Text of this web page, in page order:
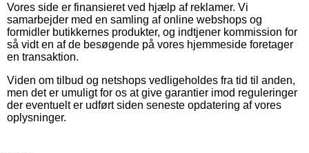
Vores side er finansieret ved hjælp af reklamer. Vi
samarbejder med en samling af online webshops og
formidler butikkernes produkter, og indtjener kommission for
så vidt en af de besøgende på vores hjemmeside foretager
en transaktion.
Viden om tilbud og netshops vedligeholdes fra tid til anden,
men det er umuligt for os at give garantier imod reguleringer
der eventuelt er udført siden seneste opdatering af vores
oplysninger.